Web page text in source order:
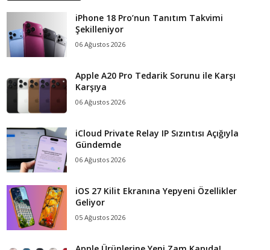
iPhone 18 Pro’nun Tanıtım Takvimi
Şekilleniyor
06 Ağustos 2026
Apple A20 Pro Tedarik Sorunu ile Karşı
Karşıya
06 Ağustos 2026
iCloud Private Relay IP Sızıntısı Açığıyla
Gündemde
06 Ağustos 2026
iOS 27 Kilit Ekranına Yepyeni Özellikler
Geliyor
05 Ağustos 2026